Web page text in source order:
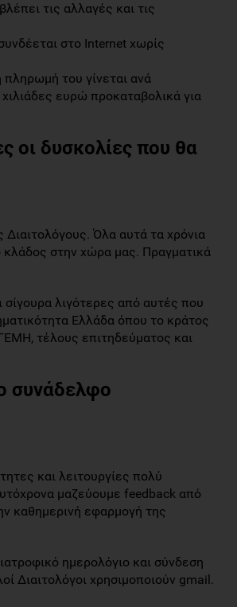
τις αλλαγές και τις
στο Internet χωρίς
πληρωμή του γίνεται ανά
ευρώ προκαταβολικά για
οι δυσκολίες που θα
Όλα αυτά τα χρόνια
στην χώρα μας. Πραγματικά
σίγουρα λιγότερες από αυτές που
Ελλάδα όπου το κράτος
τέλους επιτηδεύματος και
συνάδελφο
και λειτουργίες πολύ
μαζεύουμε feedback από
καθημερινή εφαρμογή της
ημερολόγιο και σύνδεση
Διαιτολόγοι χρησιμοποιούν gmail.